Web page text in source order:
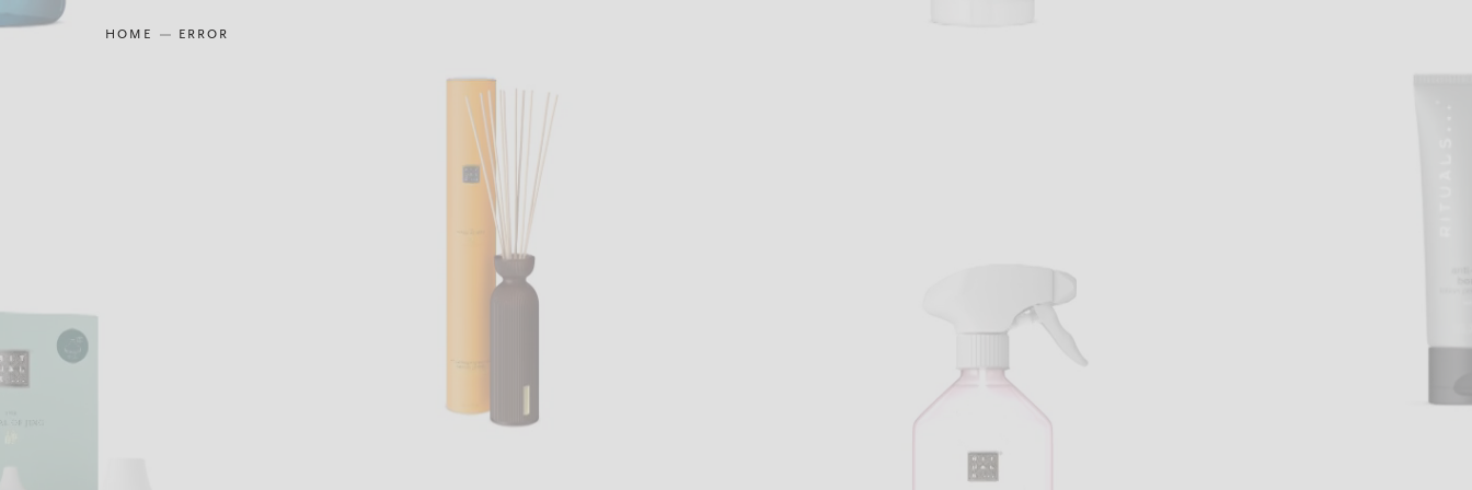
HOME ERROR